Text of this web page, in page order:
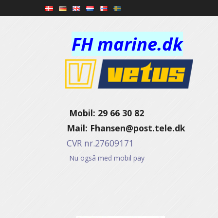
FH marine.dk
Mobil: 29 66 30 82
Mail: Fhansen@post.tele.dk
CVR nr.27609171
Nu også med mobil pay